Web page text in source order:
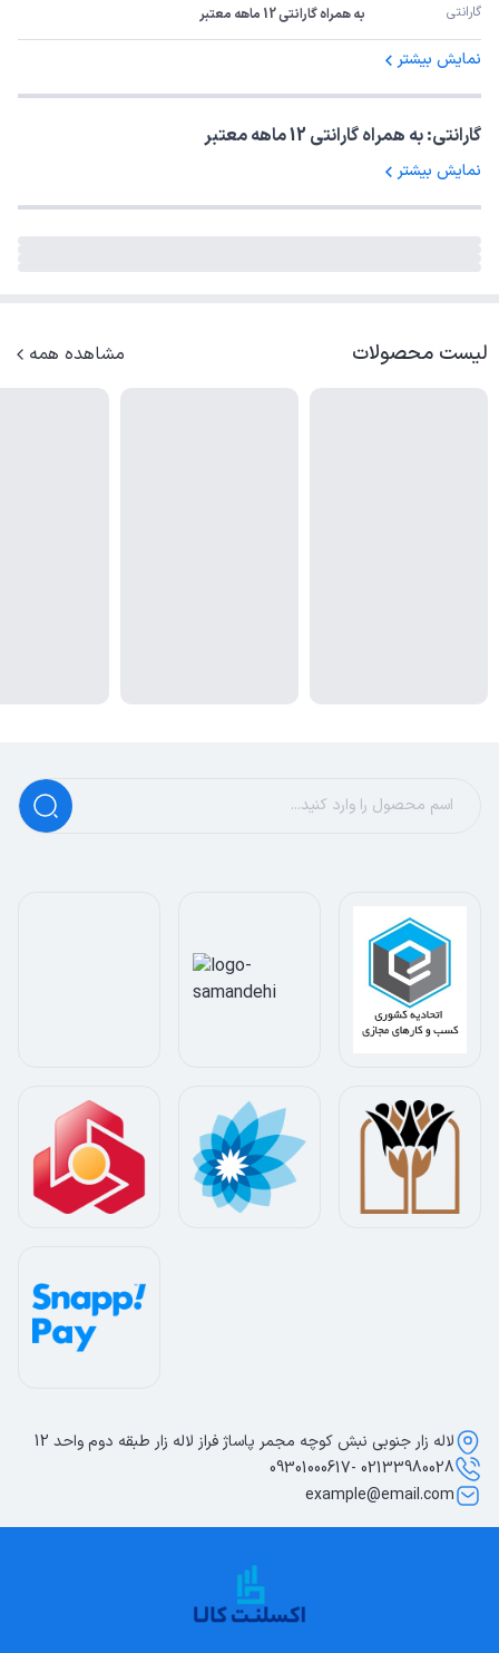
گارانتی به همراه گارانتی 12 ماهه معتبر
نمایش بیشتر
گارانتی: به همراه گارانتی 12 ماهه معتبر
نمایش بیشتر
لیست محصولات مشاهده همه
لاله زار جنوبی نبش کوچه مجمر پاساژ فراز لاله زار طبقه دوم واحد 12
02133980028 -09301000617
example@email.com